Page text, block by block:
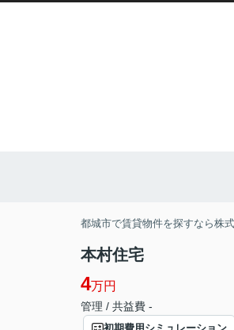
都城市で賃貸物件を探すなら株
本村住宅
4万円
管理 / 共益費 -